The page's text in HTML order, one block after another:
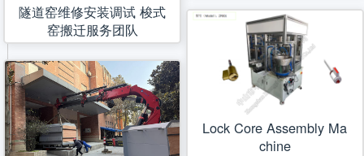
隧道窑维修安装调试 梭式
窑搬迁服务团队
Lock Core Assembly Ma
chine